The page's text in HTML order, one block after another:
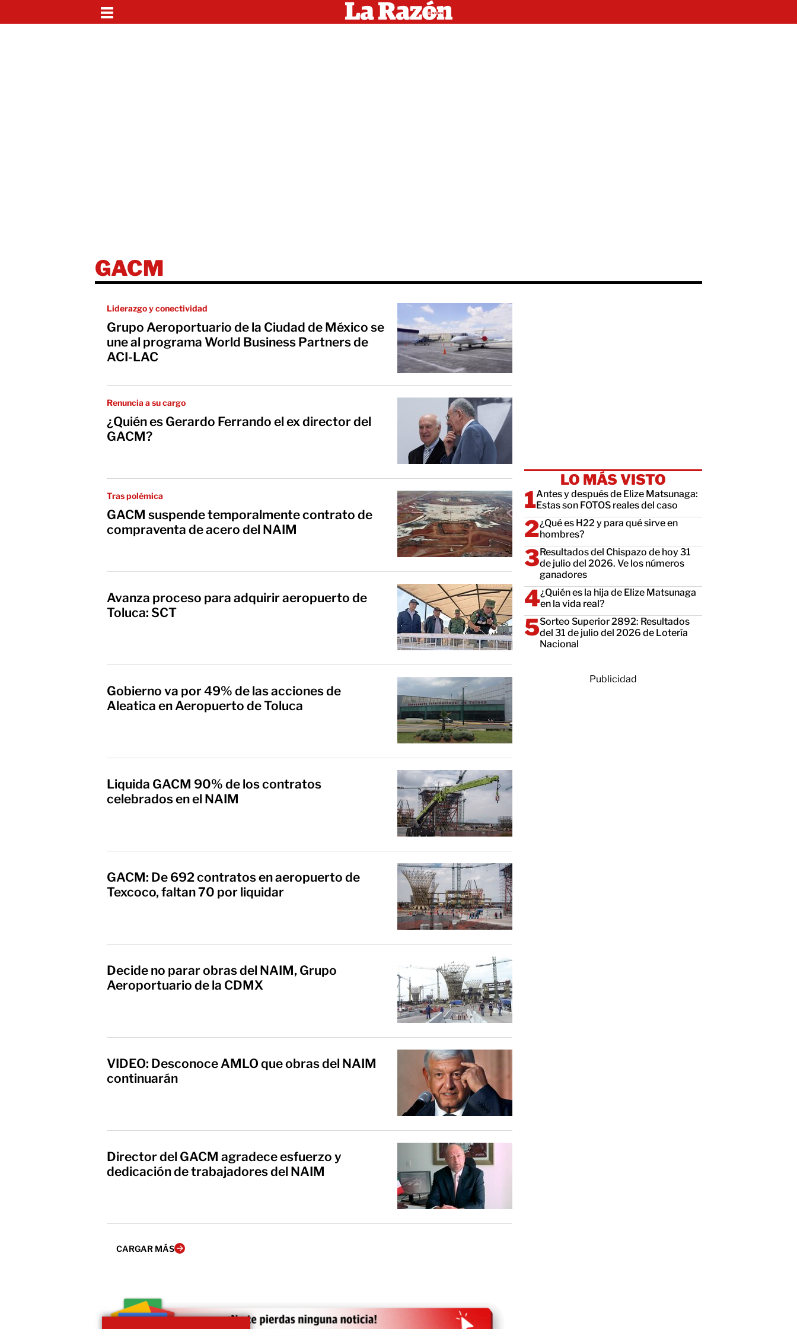
GACM
Liderazgo y conectividad
Grupo Aeroportuario de la Ciudad de México se
une al programa World Business Partners de
ACI-LAC
Renuncia a su cargo
¿Quién es Gerardo Ferrando el ex director del
GACM?
Tras polémica
GACM suspende temporalmente contrato de
compraventa de acero del NAIM
Avanza proceso para adquirir aeropuerto de
Toluca: SCT
Gobierno va por 49% de las acciones de
Aleatica en Aeropuerto de Toluca
Liquida GACM 90% de los contratos
celebrados en el NAIM
GACM: De 692 contratos en aeropuerto de
Texcoco, faltan 70 por liquidar
Decide no parar obras del NAIM, Grupo
Aeroportuario de la CDMX
VIDEO: Desconoce AMLO que obras del NAIM
continuarán
Director del GACM agradece esfuerzo y
dedicación de trabajadores del NAIM
CARGAR MÁS
LO MÁS VISTO
Antes y después de Elize Matsunaga:
Estas son FOTOS reales del caso
¿Qué es H22 y para qué sirve en
hombres?
Resultados del Chispazo de hoy 31
de julio del 2026. Ve los números
ganadores
¿Quién es la hija de Elize Matsunaga
en la vida real?
Sorteo Superior 2892: Resultados
del 31 de julio del 2026 de Lotería
Nacional
Publicidad